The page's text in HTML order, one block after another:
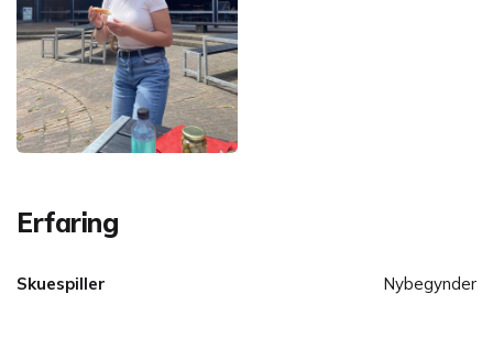
Erfaring
Skuespiller Nybegynder